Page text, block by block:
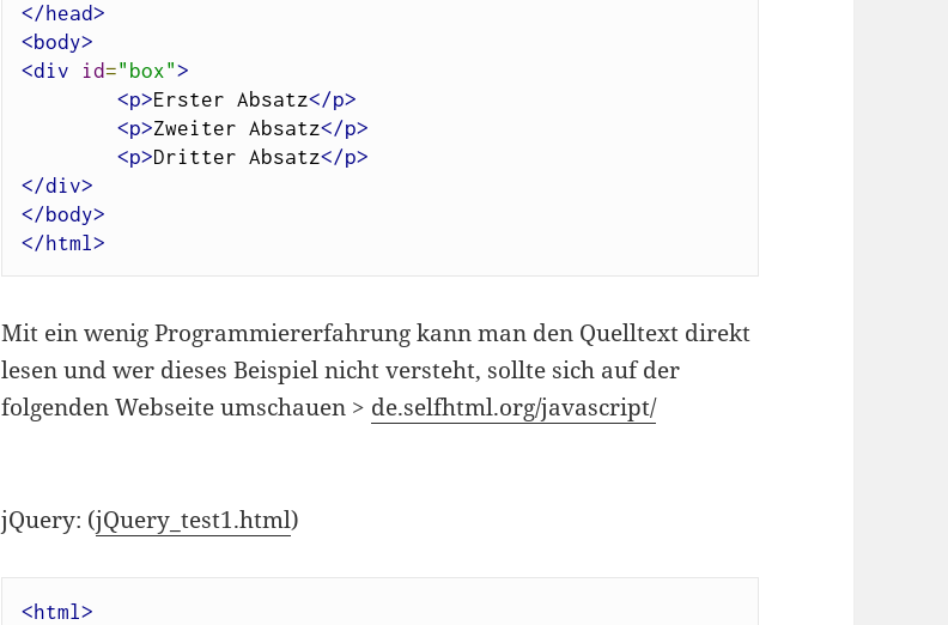
</head>
<body>
<div id="box">
<p>Erster Absatz</p>
<p>Zweiter Absatz</p>
<p>Dritter Absatz</p>
</div>
</body>
</html>
Mit ein wenig Programmiererfahrung kann man den Quelltext direkt
lesen und wer dieses Beispiel nicht versteht, sollte sich auf der
folgenden Webseite umschauen > de.selfhtml.org/javascript/
jQuery: (jQuery_test1.html)
<html>